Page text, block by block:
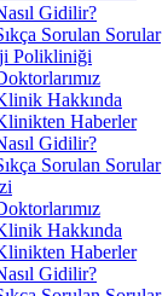
Gidilir?
Sorulan Sorular
Polikliniği
Hakkında
Haberler
Gidilir?
Sorulan Sorular
Hakkında
Haberler
Gidilir?